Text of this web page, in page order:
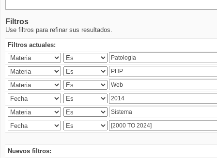
Filtros
Use filtros para refinar sus resultados.
Filtros actuales:
Nuevos filtros: